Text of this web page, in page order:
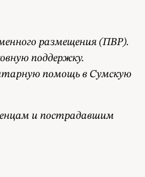
размещения (ПВР).
поддержку.
помощь в Сумскую
и пострадавшим